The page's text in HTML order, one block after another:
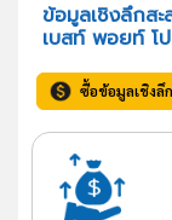
ข้อมูลเชิงลึกส
เบสท์ พอยท์ โ
ซื้อข้อมูลเชิงลึ